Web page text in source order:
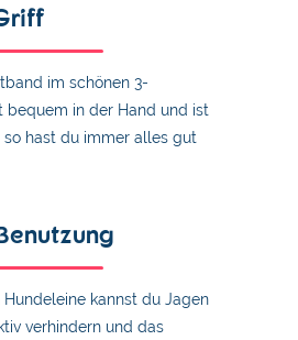
im schönen 3-
bequem in der Hand und ist
so hast du immer alles gut
kannst du Jagen
verhindern und das